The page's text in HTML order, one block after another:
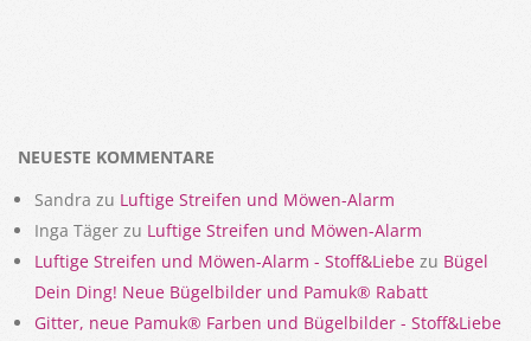
NEUESTE KOMMENTARE
Sandra zu Luftige Streifen und Möwen-Alarm
Inga Täger zu Luftige Streifen und Möwen-Alarm
Luftige Streifen und Möwen-Alarm - Stoff&Liebe zu Bügel
Dein Ding! Neue Bügelbilder und Pamuk® Rabatt
Gitter, neue Pamuk® Farben und Bügelbilder - Stoff&Liebe